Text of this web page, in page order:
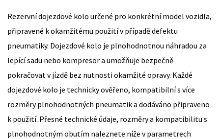
Rezervní dojezdové kolo určené pro konkrétní model vozidla,
připravené k okamžitému použití v případě defektu
pneumatiky. Dojezdové kolo je plnohodnotnou náhradou za
lepící sadu nebo kompresor a umožňuje bezpečně
pokračovat v jízdě bez nutnosti okamžité opravy. Každé
dojezdové kolo je technicky ověřeno, kompatibilní s více
rozměry plnohodnotných pneumatik a dodáváno připraveno
k použití. Přesné technické údaje, rozměry a kompatibilitu s
plnohodnotným obutím naleznete níže v parametrech